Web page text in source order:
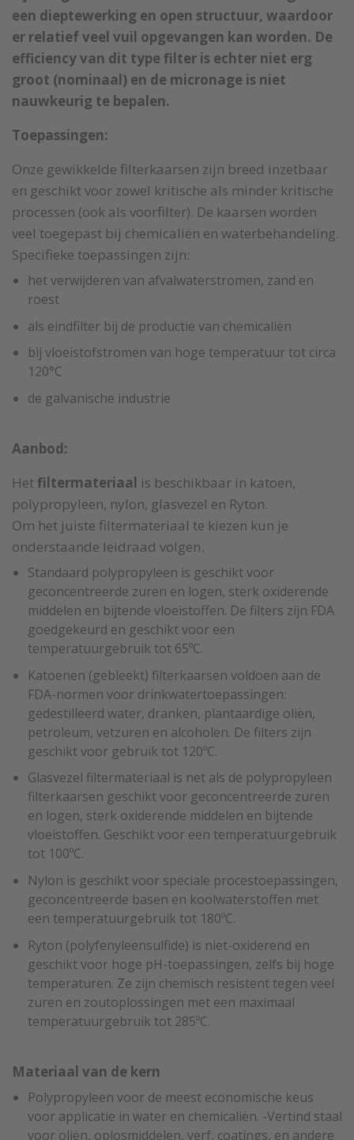
een dieptewerking en open structuur, waardoor
er relatief veel vuil opgevangen kan worden. De
efficiency van dit type filter is echter niet erg
groot (nominaal) en de micronage is niet
nauwkeurig te bepalen.
Toepassingen:
Onze gewikkelde filterkaarsen zijn breed inzetbaar
en geschikt voor zowel kritische als minder kritische
processen (ook als voorfilter). De kaarsen worden
veel toegepast bij chemicaliën en waterbehandeling.
Specifieke toepassingen zijn:
het verwijderen van afvalwaterstromen, zand en
roest
als eindfilter bij de productie van chemicaliën
bij vloeistofstromen van hoge temperatuur tot circa
120°C
de galvanische industrie
Aanbod:
Het filtermateriaal is beschikbaar in katoen,
polypropyleen, nylon, glasvezel en Ryton.
Om het juiste filtermateriaal te kiezen kun je
onderstaande leidraad volgen.
Standaard polypropyleen is geschikt voor
geconcentreerde zuren en logen, sterk oxiderende
middelen en bijtende vloeistoffen. De filters zijn FDA
goedgekeurd en geschikt voor een
temperatuurgebruik tot 65ºC.
Katoenen (gebleekt) filterkaarsen voldoen aan de
FDA-normen voor drinkwatertoepassingen:
gedestilleerd water, dranken, plantaardige oliën,
petroleum, vetzuren en alcoholen. De filters zijn
geschikt voor gebruik tot 120ºC.
Glasvezel filtermateriaal is net als de polypropyleen
filterkaarsen geschikt voor geconcentreerde zuren
en logen, sterk oxiderende middelen en bijtende
vloeistoffen. Geschikt voor een temperatuurgebruik
tot 100ºC.
Nylon is geschikt voor speciale procestoepassingen,
geconcentreerde basen en koolwaterstoffen met
een temperatuurgebruik tot 180ºC.
Ryton (polyfenyleensulfide) is niet-oxiderend en
geschikt voor hoge pH-toepassingen, zelfs bij hoge
temperaturen. Ze zijn chemisch resistent tegen veel
zuren en zoutoplossingen met een maximaal
temperatuurgebruik tot 285ºC.
Materiaal van de kern
Polypropyleen voor de meest economische keus
voor applicatie in water en chemicaliën. -Vertind staal
voor oliën, oplosmiddelen, verf, coatings, en andere